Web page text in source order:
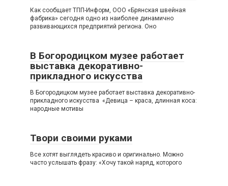
Как сообщает ТПП-Информ, ООО «Брянская швейная
фабрика» сегодня одно из наиболее динамично
развивающихся предприятий региона. Оно
В Богородицком музее работает
выставка декоративно-
прикладного искусства
В Богородицком музее работает выставка декоративно-
прикладного искусства «Девица – краса, длинная коса:
народные мотивы
Твори своими руками
Все хотят выглядеть красиво и оригинально. Можно
часто услышать фразу: «Хочу такой наряд, которого